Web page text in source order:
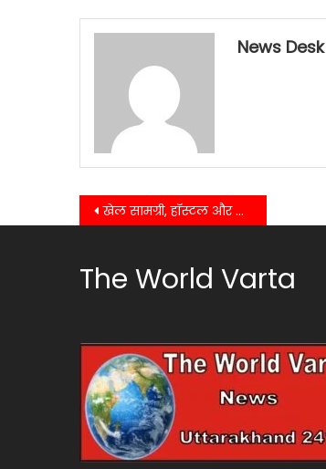
News Desk
Post
खेल सामग्री, हॉस्टल और कन्वेंस सुविधा पर छात्रों ने रखी मांगें….
The World Varta